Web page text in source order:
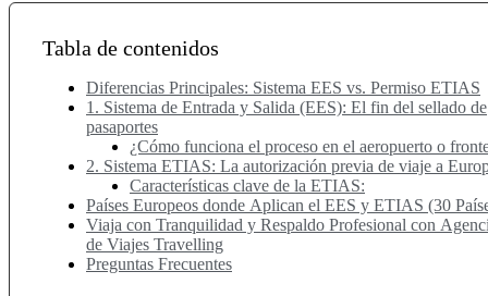
Tabla de contenidos
Diferencias Principales: Sistema EES vs. Permiso ETIAS
1. Sistema de Entrada y Salida (EES): El fin del sellado de
pasaportes
¿Cómo funciona el proceso en el aeropuerto o
2. Sistema ETIAS: La autorización previa de viaje a
Características clave de la ETIAS:
Países Europeos donde Aplican el EES y ETIAS (30
Viaja con Tranquilidad y Respaldo Profesional con
de Viajes Travelling
Preguntas Frecuentes